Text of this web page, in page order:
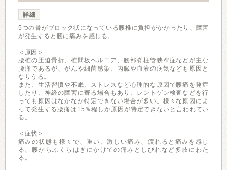
詳細
5つの骨がブロック状になっている腰椎に負担がかかったり、障害
が発生すると腰に痛みを感じる。
＜原因＞
腰椎の圧迫骨折、椎間板ヘルニア、腰部脊柱管狭窄症などが主な
腰痛であるが、がんや細菌感染、内臓や血液の病気なども原因と
なりうる。
また、生活習慣や不眠、ストレスなど心理的な原因で腰痛を発症
したり、神経の障害に寄る場合もあり、レントゲン検査などを行
っても原因はなかなか特定できない場合が多い。様々な原因によ
って発生する腰痛は15％程しか原因が特定できないと言われてい
る。
＜症状＞
痛みの状態も様々で、重い、激しい痛み、疲れると痛みを感じ
る、腰からふくらはぎにかけての痛みとしびれなど多岐にわた
る。